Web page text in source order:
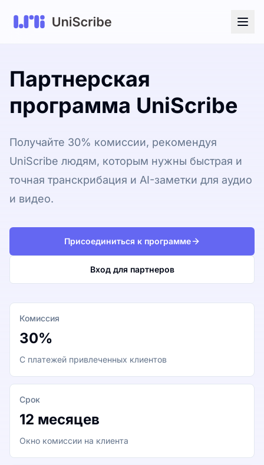
Партнерская
программа UniScribe
Получайте 30% комиссии, рекомендуя
UniScribe людям, которым нужны быстрая и
точная транскрибация и AI-заметки для аудио
и видео.
Присоединиться к программе
Вход для партнеров
Комиссия
30%
С платежей привлеченных клиентов
Срок
12 месяцев
Окно комиссии на клиента